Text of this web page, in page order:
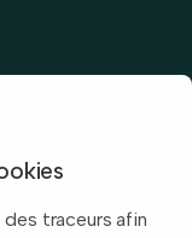
traceurs afin